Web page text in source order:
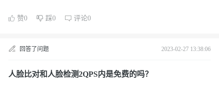
赞0 踩0 评论0
回答了问题 2023-02-27 13:38:06
人脸比对和人脸检测2QPS内是免费的吗？